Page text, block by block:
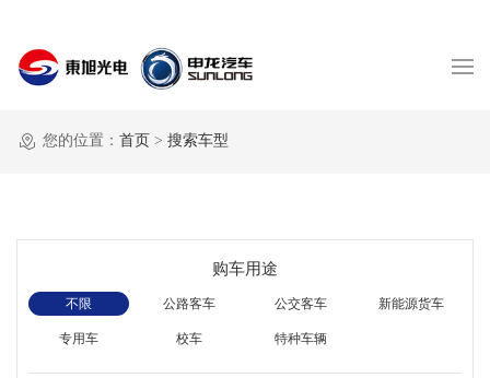
您的位置： 首页 > 搜索车型
购车用途
不限 公路客车 公交客车 新能源货车
专用车 校车 特种车辆